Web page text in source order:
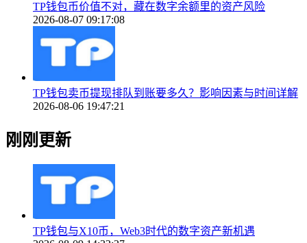
TP钱包币价值不对，藏在数字余额里的资产风险
2026-08-07 09:17:08
TP钱包卖币提现排队到账要多久？影响因素与时间详解
2026-08-06 19:47:21
刚刚更新
TP钱包与X10币，Web3时代的数字资产新机遇